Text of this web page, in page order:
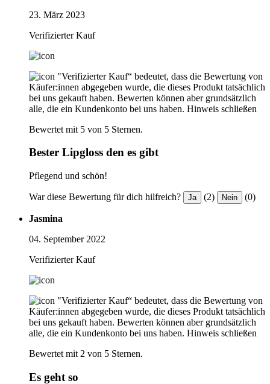
23. März 2023
Verifizierter Kauf
"Verifizierter Kauf“ bedeutet, dass die Bewertung von
Käufer:innen abgegeben wurde, die dieses Produkt tatsächlich
bei uns gekauft haben. Bewerten können aber grundsätzlich
alle, die ein Kundenkonto bei uns haben. Hinweis schließen
Bewertet mit 5 von 5 Sternen.
Bester Lipgloss den es gibt
Pflegend und schön!
War diese Bewertung für dich hilfreich? Ja (2) Nein (0)
Jasmina
04. September 2022
Verifizierter Kauf
"Verifizierter Kauf“ bedeutet, dass die Bewertung von
Käufer:innen abgegeben wurde, die dieses Produkt tatsächlich
bei uns gekauft haben. Bewerten können aber grundsätzlich
alle, die ein Kundenkonto bei uns haben. Hinweis schließen
Bewertet mit 2 von 5 Sternen.
Es geht so